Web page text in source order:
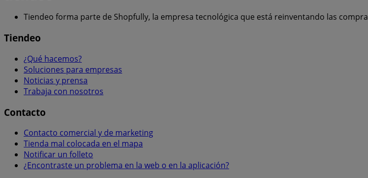
Tiendeo forma parte de Shopfully, la empresa tecnológica que está reinventando las
Tiendeo
¿Qué hacemos?
Soluciones para empresas
Noticias y prensa
Trabaja con nosotros
Contacto
Contacto comercial y de marketing
Tienda mal colocada en el mapa
Notificar un folleto
¿Encontraste un problema en la web o en la aplicación?